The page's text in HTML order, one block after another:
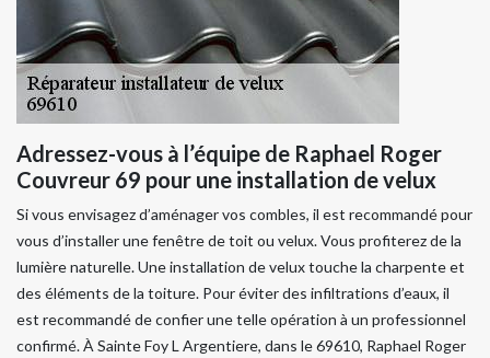
Adressez-vous à l’équipe de Raphael Roger
Couvreur 69 pour une installation de velux
Si vous envisagez d’aménager vos combles, il est recommandé pour
vous d’installer une fenêtre de toit ou velux. Vous profiterez de la
lumière naturelle. Une installation de velux touche la charpente et
des éléments de la toiture. Pour éviter des infiltrations d’eaux, il
est recommandé de confier une telle opération à un professionnel
confirmé. À Sainte Foy L Argentiere, dans le 69610, Raphael Roger